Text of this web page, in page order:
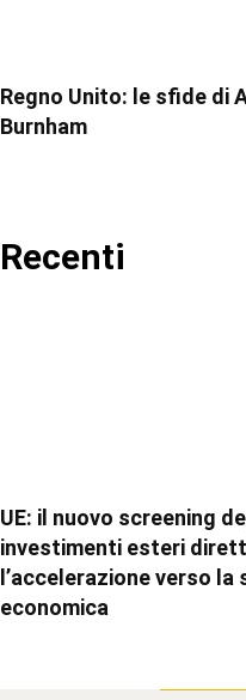
Regno Unito: le sfide di
Burnham
Recenti
UE: il nuovo screening
investimenti esteri
l’accelerazione verso la
economica